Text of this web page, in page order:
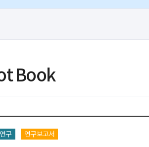
Book
연구 연구보고서